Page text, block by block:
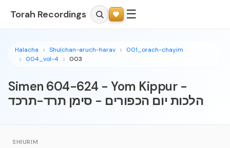
Torah Recordings ☰
Halacha Shulchan-aruch-harav
001_orach-chayim
004_vol-4
003
Simen 604-624 - Yom Kippur -
הלכות יום הכפורים - סימן תרד-תרכד
SHIURIM